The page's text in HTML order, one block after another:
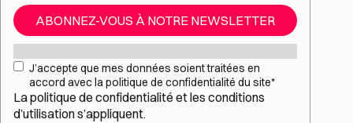
ABONNEZ-VOUS À NOTRE NEWSLETTER
RGPD*
J’accepte que mes données soient traitées en
accord avec la politique de confidentialité du site*
Lapolitique de confidentialité et les conditions
d’utilisations’appliquent.